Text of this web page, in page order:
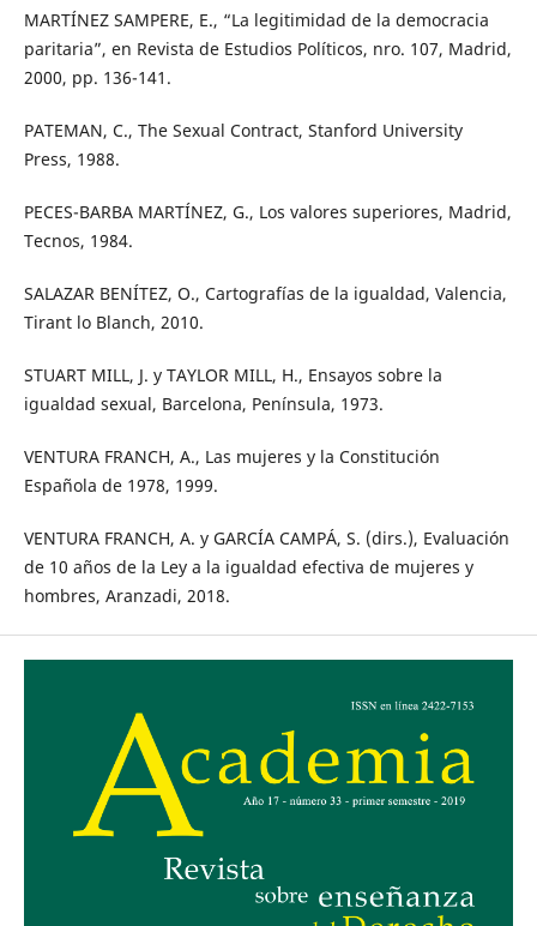
MARTÍNEZ SAMPERE, E., “La legitimidad de la democracia
paritaria”, en Revista de Estudios Políticos, nro. 107, Madrid,
2000, pp. 136-141.
PATEMAN, C., The Sexual Contract, Stanford University
Press, 1988.
PECES-BARBA MARTÍNEZ, G., Los valores superiores, Madrid,
Tecnos, 1984.
SALAZAR BENÍTEZ, O., Cartografías de la igualdad, Valencia,
Tirant lo Blanch, 2010.
STUART MILL, J. y TAYLOR MILL, H., Ensayos sobre la
igualdad sexual, Barcelona, Península, 1973.
VENTURA FRANCH, A., Las mujeres y la Constitución
Española de 1978, 1999.
VENTURA FRANCH, A. y GARCÍA CAMPÁ, S. (dirs.), Evaluación
de 10 años de la Ley a la igualdad efectiva de mujeres y
hombres, Aranzadi, 2018.